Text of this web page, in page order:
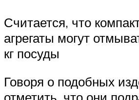
Считается, что
агрегаты могут
кг посуды
Говоря о подобных
отметить, что они